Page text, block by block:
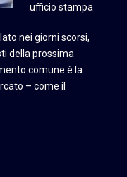
ufficio stampa
nei giorni scorsi,
della prossima
comune è la
– come il